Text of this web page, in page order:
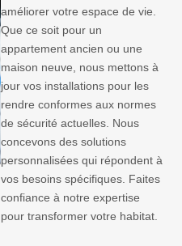
améliorer votre espace de vie.
Que ce soit pour un
appartement ancien ou une
maison neuve, nous mettons à
jour vos installations pour les
rendre conformes aux normes
de sécurité actuelles. Nous
concevons des solutions
personnalisées qui répondent à
vos besoins spécifiques. Faites
confiance à notre expertise
pour transformer votre habitat.